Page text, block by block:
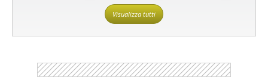
Visualizza tutti